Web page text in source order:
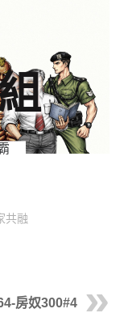
共融
房奴300#4